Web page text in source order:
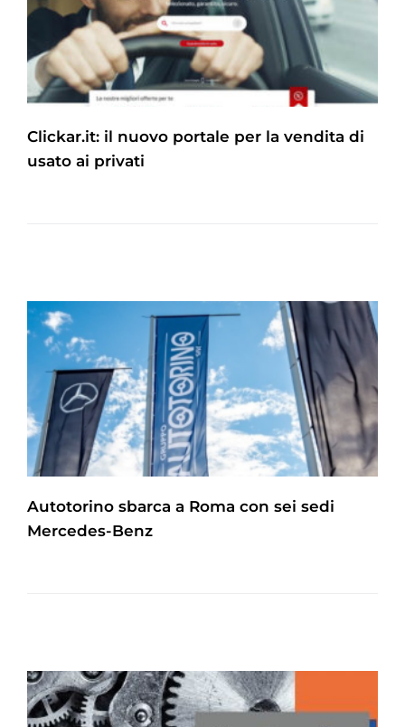
Clickar.it: il nuovo portale per la vendita di
usato ai privati
Autotorino sbarca a Roma con sei sedi
Mercedes-Benz